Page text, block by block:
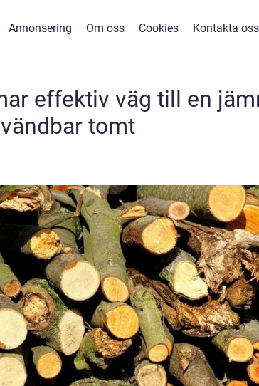
Annonsering Om oss Cookies Kontakta oss
effektiv väg till en
tomt